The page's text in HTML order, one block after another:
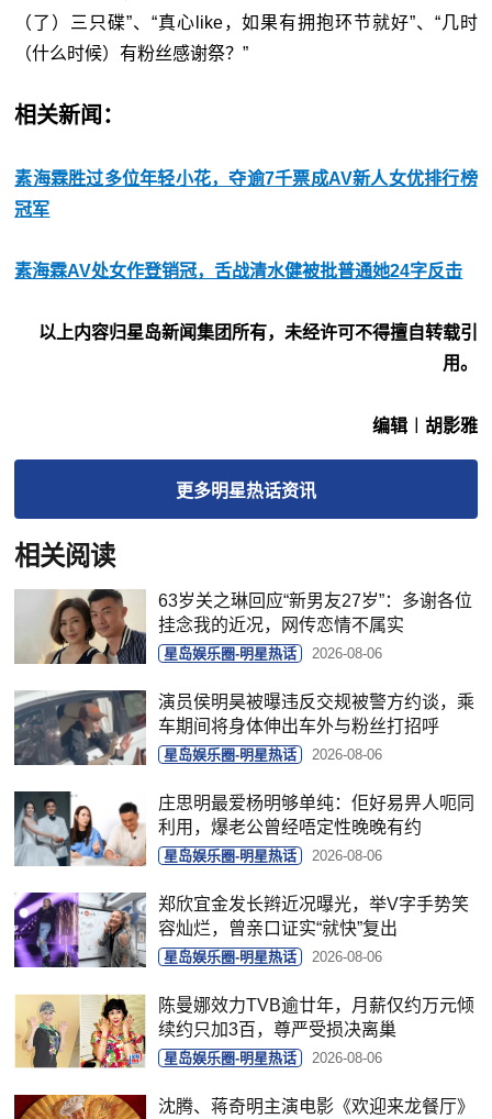
（了）三只碟”、“真心like，如果有拥抱环节就好”、“几时
（什么时候）有粉丝感谢祭？”
相关新闻：
素海霖胜过多位年轻小花，夺逾7千票成AV新人女优排行榜
冠军
素海霖AV处女作登销冠，舌战清水健被批普通她24字反击
以上内容归星岛新闻集团所有，未经许可不得擅自转载引
用。
编辑︱胡影雅
更多明星热话资讯
相关阅读
63岁关之琳回应“新男友27岁”：多谢各位
挂念我的近况，网传恋情不属实
星岛娱乐圈-明星热话 2026-08-06
演员侯明昊被曝违反交规被警方约谈，乘
车期间将身体伸出车外与粉丝打招呼
星岛娱乐圈-明星热话 2026-08-06
庄思明最爱杨明够单纯：佢好易畀人呃同
利用，爆老公曾经唔定性晚晚有约
星岛娱乐圈-明星热话 2026-08-06
郑欣宜金发长辫近况曝光，举V字手势笑
容灿烂，曾亲口证实“就快”复出
星岛娱乐圈-明星热话 2026-08-06
陈曼娜效力TVB逾廿年，月薪仅约万元倾
续约只加3百，尊严受损决离巢
星岛娱乐圈-明星热话 2026-08-06
沈腾、蒋奇明主演电影《欢迎来龙餐厅》